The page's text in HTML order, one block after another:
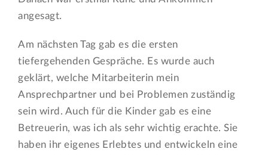
angesagt.
Am nächsten Tag gab es die ersten
tiefergehenden Gespräche. Es wurde auch
geklärt, welche Mitarbeiterin mein
Ansprechpartner und bei Problemen zuständig
sein wird. Auch für die Kinder gab es eine
Betreuerin, was ich als sehr wichtig erachte. Sie
haben ihr eigenes Erlebtes und entwickeln eine